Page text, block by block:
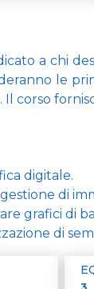
a chi
le
corso
digitale.
di
grafici di
di